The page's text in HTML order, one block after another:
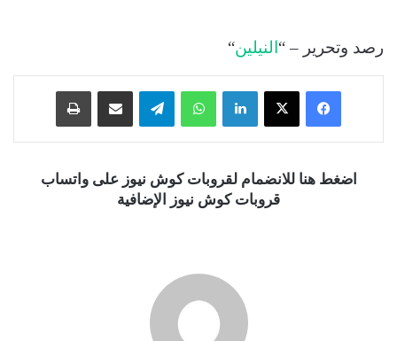
رصد وتحرير – “النيلين“
فيسبوك ‫X لينكدإن واتساب تيلقرام
اضغط هنا للانضمام لقروبات كوش نيوز على واتساب
قروبات كوش نيوز الإضافية